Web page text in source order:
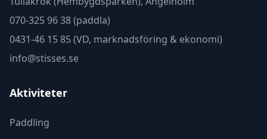
070-325 96 38 (paddla)
0431-46 15 85 (VD, marknadsföring & ekonomi)
info@stisses.se
Aktiviteter
Paddling